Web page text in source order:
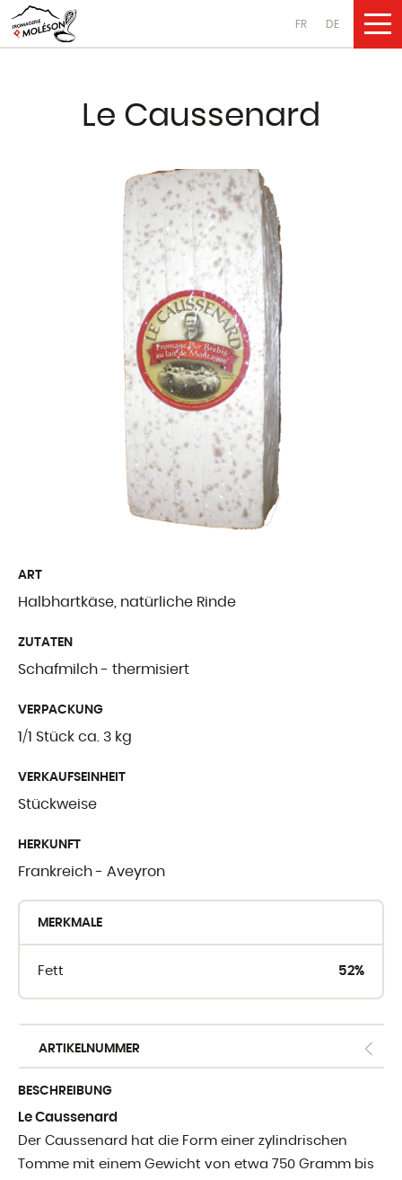
FR DE
Käsesorten
aus Ziegenmilch
aus Schafsmilch
Molkereiprodukte
aus Kuhmilch
aus Ziegenmilch
aus Schafsmilch
Freiburger
Käse aus dem
Ergänzende
E-shop fur Profis
Le Caussenard
ART
Halbhartkäse, natürliche Rinde
ZUTATEN
Schafmilch - thermisiert
VERPACKUNG
1/1 Stück ca. 3 kg
VERKAUFSEINHEIT
Stückweise
HERKUNFT
Frankreich - Aveyron
MERKMALE
Fett 52%
ARTIKELNUMMER
BESCHREIBUNG
Le Caussenard
Der Caussenard hat die Form einer zylindrischen
Tomme mit einem Gewicht von etwa 750 Gramm bis